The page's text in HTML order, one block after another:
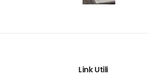
Link Utili